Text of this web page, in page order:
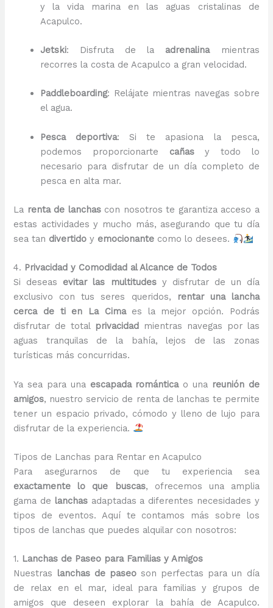
y la vida marina en las aguas cristalinas de
Acapulco.
Jetski: Disfruta de la adrenalinamientras
recorres la costa de Acapulco a gran velocidad.
Paddleboarding: Relájate mientras navegas sobre
el agua.
Pesca deportiva: Si te apasiona la pesca,
podemos proporcionarte cañasy todo lo
necesario para disfrutar de un día completo de
pesca en alta mar.
La renta de lanchascon nosotros te garantiza acceso a
estas actividades y mucho más, asegurando que tu día
sea tan divertido y emocionante como lo desees.
4. Privacidad y Comodidad al Alcance de Todos
Si deseas evitar las multitudesy disfrutar de un día
exclusivo con tus seres queridos,
rentar una lancha
cerca de ti en La Cimaes la mejor opción. Podrás
disfrutar de total privacidad
mientras navegas por las
aguas tranquilas de la bahía, lejos de las zonas
turísticas más concurridas.
Ya sea para una escapada románticao una reunión de
amigos, nuestro servicio de renta de lanchas te permite
tener un espacio privado, cómodo y lleno de lujo para
disfrutar de la experiencia.
Tipos de Lanchas para Rentar en Acapulco
Para asegurarnos de que tu experiencia sea
exactamente lo que buscas, ofrecemos una amplia
gama de lanchasadaptadas a diferentes necesidades y
tipos de eventos. Aquí te contamos más sobre los
tipos de lanchas que puedes alquilar con nosotros:
1. Lanchas de Paseo para Familias y Amigos
Nuestras lanchas de paseoson perfectas para un día
de relax en el mar, ideal para familias y grupos de
amigos que deseen explorar la bahía de Acapulco.